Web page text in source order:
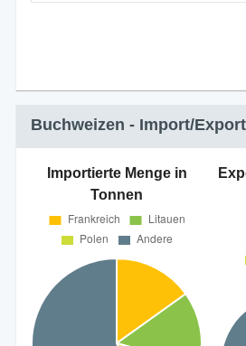
Buchweizen - Import/
Importierte Menge in
Tonnen